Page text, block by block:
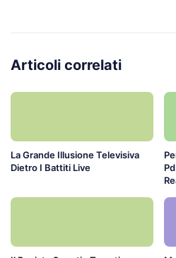
Articoli correlati
La Grande Illusione Televisiva
Dietro I Battiti Live